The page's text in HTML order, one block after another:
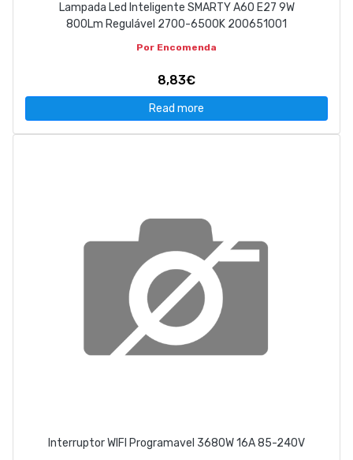
Lampada Led Inteligente SMARTY A60 E27 9W
800Lm Regulável 2700-6500K 200651001
Por Encomenda
8,83€
Read more
Interruptor WIFI Programavel 3680W 16A 85-240V